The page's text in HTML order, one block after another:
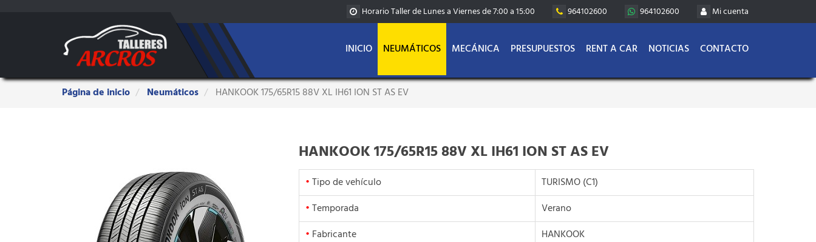
Horario Taller de Lunes a Viernes de 7:00 a 15:00 964102600 964102600 Mi cuenta
INICIO NEUMÁTICOS MECÁNICA PRESUPUESTOS RENT A CAR NOTICIAS CONTACTO
Estas
aquí:
Página de inicio Neumáticos HANKOOK 175/65R15 88V XL IH61 ION ST AS EV
HANKOOK 175/65R15 88V XL IH61 ION ST AS EV
•Tipo de vehículo
TURISMO (C1)
•Temporada
Verano
• Fabricante
HANKOOK